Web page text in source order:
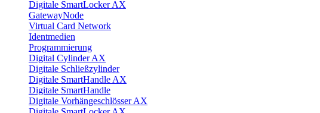
Digitale SmartLocker AX
GatewayNode
Virtual Card Network
Identmedien
Programmierung
Digital Cylinder AX
Digitale Schließzylinder
Digitale SmartHandle AX
Digitale SmartHandle
Digitale Vorhängeschlösser AX